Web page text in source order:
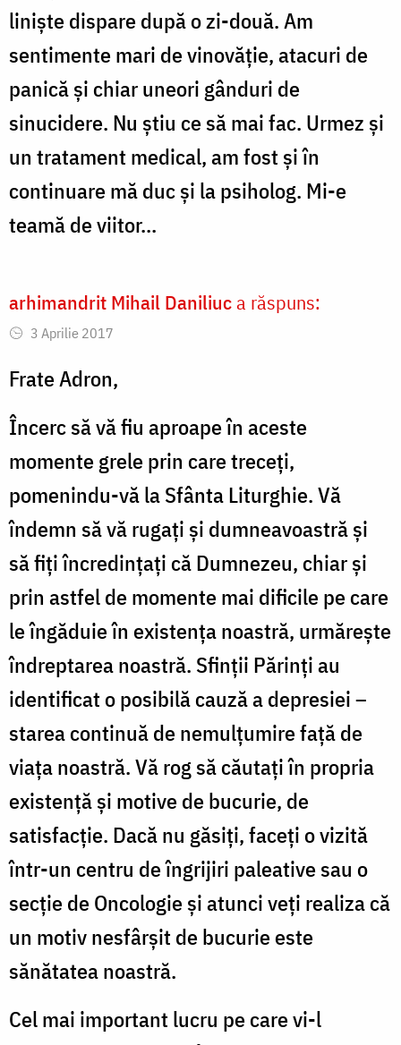
liniște dispare după o zi-două. Am
sentimente mari de vinovăție, atacuri de
panică și chiar uneori gânduri de
sinucidere. Nu știu ce să mai fac. Urmez și
un tratament medical, am fost și în
continuare mă duc și la psiholog. Mi-e
teamă de viitor...
arhimandrit Mihail Daniliuc a răspuns:
3 Aprilie 2017
Frate Adron,
Încerc să vă fiu aproape în aceste
momente grele prin care treceți,
pomenindu-vă la Sfânta Liturghie. Vă
îndemn să vă rugați și dumneavoastră și
să fiți încredințați că Dumnezeu, chiar și
prin astfel de momente mai dificile pe care
le îngăduie în existența noastră, urmărește
îndreptarea noastră. Sfinții Părinți au
identificat o posibilă cauză a depresiei –
starea continuă de nemulțumire față de
viața noastră. Vă rog să căutați în propria
existență și motive de bucurie, de
satisfacție. Dacă nu găsiți, faceți o vizită
într-un centru de îngrijiri paleative sau o
secție de Oncologie și atunci veți realiza că
un motiv nesfârșit de bucurie este
sănătatea noastră.
Cel mai important lucru pe care vi-l